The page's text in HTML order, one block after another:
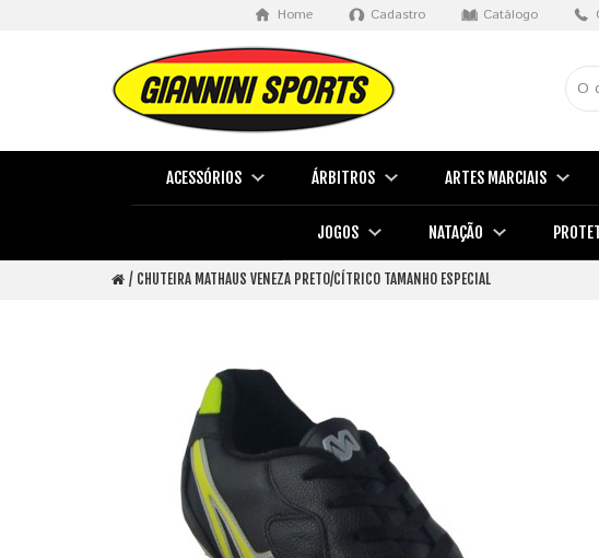
Home Cadastro Catálogo
ACESSÓRIOS ÁRBITROS ARTES MARCIAIS
JOGOS NATAÇÃO
CHUTEIRA MATHAUS VENEZA PRETO/CÍTRICO TAMANHO ESPECIAL